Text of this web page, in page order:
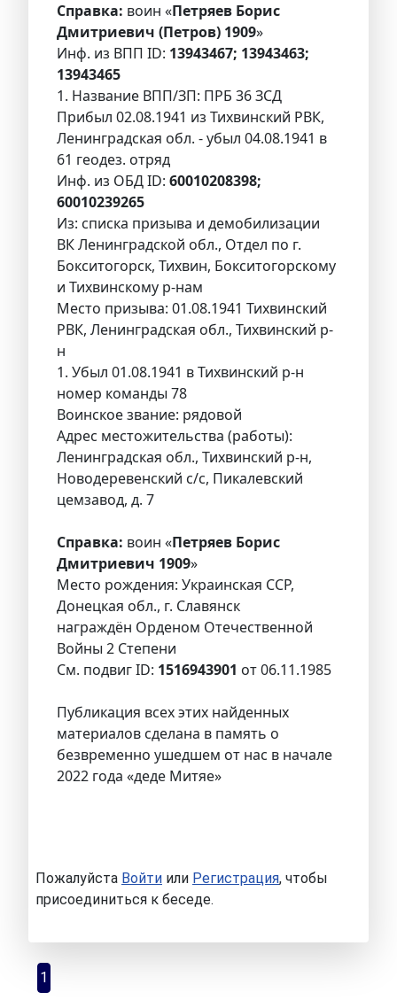
Справка: воин «Петряев Борис
Дмитриевич (Петров) 1909»
Инф. из ВПП ID: 13943467; 13943463;
13943465
1. Название ВПП/ЗП: ПРБ 36 ЗСД
Прибыл 02.08.1941 из Тихвинский РВК,
Ленинградская обл. - убыл 04.08.1941 в
61 геодез. отряд
Инф. из ОБД ID: 60010208398;
60010239265
Из: списка призыва и демобилизации
ВК Ленинградской обл., Отдел по г.
Бокситогорск, Тихвин, Бокситогорскому
и Тихвинскому р-нам
Место призыва: 01.08.1941 Тихвинский
РВК, Ленинградская обл., Тихвинский р-
н
1. Убыл 01.08.1941 в Тихвинский р-н
номер команды 78
Воинское звание: рядовой
Адрес местожительства (работы):
Ленинградская обл., Тихвинский р-н,
Новодеревенский с/с, Пикалевский
цемзавод, д. 7
Справка: воин «Петряев Борис
Дмитриевич 1909»
Место рождения: Украинская ССР,
Донецкая обл., г. Славянск
награждён Орденом Отечественной
Войны 2 Степени
См. подвиг ID: 1516943901 от 06.11.1985
Публикация всех этих найденных
материалов сделана в память о
безвременно ушедшем от нас в начале
2022 года «деде Митяе»
Пожалуйста Войти или Регистрация, чтобы
присоединиться к беседе.
1